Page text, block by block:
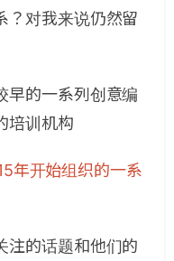
？对我来说仍然留
早的一系列创意编
培训机构
年开始组织的一系
注的话题和他们的